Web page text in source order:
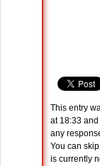
This entry
at 18:33
any
You can
is currently